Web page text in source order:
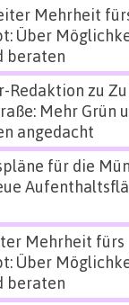
Mehrheit
Über
beraten
Redaktion zu
Mehr Grün
angedacht
für die
Mehrheit fürs
Über
beraten